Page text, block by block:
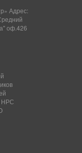
Адрес:
оф.426
НРС